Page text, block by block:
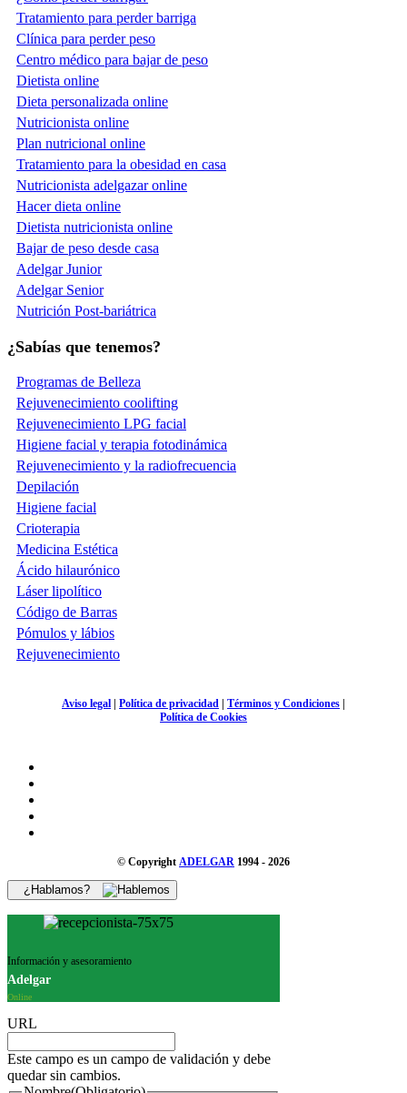
Tratamiento para perder barriga
Clínica para perder peso
Centro médico para bajar de peso
Dietista online
Dieta personalizada online
Nutricionista online
Plan nutricional online
Tratamiento para la obesidad en casa
Nutricionista adelgazar online
Hacer dieta online
Dietista nutricionista online
Bajar de peso desde casa
Adelgar Junior
Adelgar Senior
Nutrición Post-bariátrica
¿Sabías que tenemos?
Programas de Belleza
Rejuvenecimiento coolifting
Rejuvenecimiento LPG facial
Higiene facial y terapia fotodinámica
Rejuvenecimiento y la radiofrecuencia
Depilación
Higiene facial
Crioterapia
Medicina Estética
Ácido hilaurónico
Láser lipolítico
Código de Barras
Pómulos y lábios
Rejuvenecimiento
Aviso legal | Política de privacidad | Términos y Condiciones |
Política de Cookies
© Copyright ADELGAR 1994 - 2026
¿Hablamos?
Información y asesoramiento
Adelgar
Online
URL
Este campo es un campo de validación y debe
quedar sin cambios.